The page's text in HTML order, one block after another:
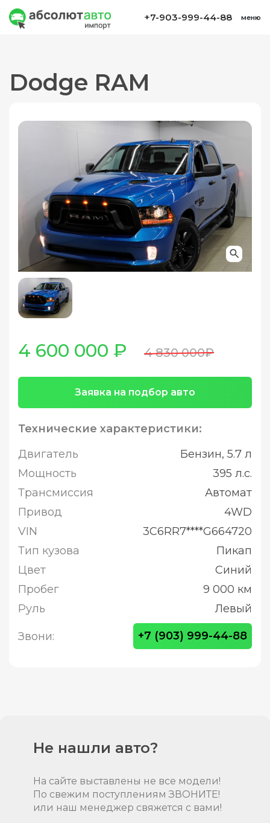
+7-903-999-44-88 меню
Dodge RAM
4 600 000 ₽ 4 830 000₽
Заявка на подбор авто
Технические характеристики:
Двигатель
Бензин, 5.7 л
Мощность
395 л.с.
Трансмиссия
Автомат
Привод
4WD
VIN
3C6RR7****G664720
Тип кузова
Пикап
Цвет
Синий
Пробег
9 000 км
Руль
Левый
Звони: +7 (903) 999-44-88
Не нашли авто?
На сайте выставлены не все модели!
По свежим поступлениям ЗВОНИТЕ!
или наш менеджер свяжется с вами!